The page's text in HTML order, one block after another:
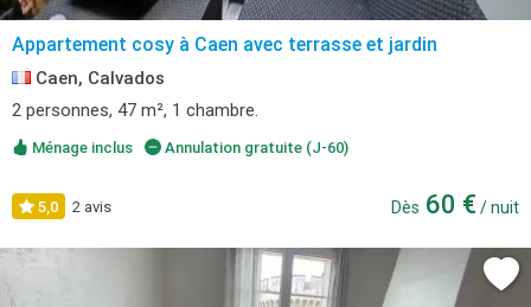
Appartement cosy à Caen avec terrasse et jardin
Caen, Calvados
2 personnes, 47 m², 1 chambre.
Ménage inclus Annulation gratuite (J-60)
5,0 2 avis Dès 60 € / nuit